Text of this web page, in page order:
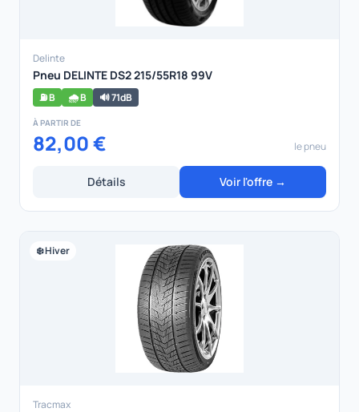
Delinte
Pneu DELINTE DS2 215/55R18 99V
⛽ B 🌧️ B 🔊 71dB
À PARTIR DE
82,00 € le pneu
Détails Voir l'offre →
❄️ Hiver
Tracmax